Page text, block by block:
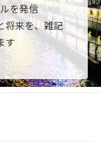
を発信
将来を、雑記
す